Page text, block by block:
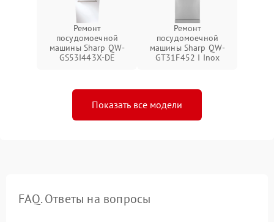
Ремонт
посудомоечной
машины Sharp QW-
GS53I443X-DE
Ремонт
посудомоечной
машины Sharp QW-
GT31F452 I Inox
Показать все модели
FAQ. Ответы на вопросы